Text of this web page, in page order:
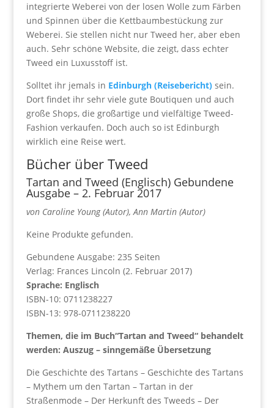
integrierte Weberei von der losen Wolle zum Färben
und Spinnen über die Kettbaumbestückung zur
Weberei. Sie stellen nicht nur Tweed her, aber eben
auch. Sehr schöne Website, die zeigt, dass echter
Tweed ein Luxusstoff ist.
Solltet ihr jemals in Edinburgh (Reisebericht)sein.
Dort findet ihr sehr viele gute Boutiquen und auch
große Shops, die großartige und vielfältige Tweed-
Fashion verkaufen. Doch auch so ist Edinburgh
wirklich eine Reise wert.
Bücher über Tweed
Tartan and Tweed (Englisch) Gebundene
Ausgabe – 2. Februar 2017
von Caroline Young (Autor), Ann Martin (Autor)
Keine Produkte gefunden.
Gebundene Ausgabe: 235 Seiten
Verlag: Frances Lincoln (2. Februar 2017)
Sprache: Englisch
ISBN-10: 0711238227
ISBN-13: 978-0711238220
Themen, die im Buch“Tartan and Tweed“ behandelt
werden: Auszug – sinngemäße Übersetzung
Die Geschichte des Tartans – Geschichte des Tartans
– Mythem um den Tartan – Tartan in der
Straßenmode – Der Herkunft des Tweeds – Der